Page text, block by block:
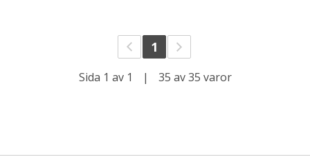
1
Sida 1 av 1 | 35 av 35 varor